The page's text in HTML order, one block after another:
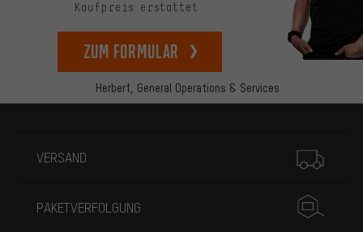
Herbert, General Operations & Services
Kaufpreis erstattet.
zum Formular
VERSAND
PAKETVERFOLGUNG